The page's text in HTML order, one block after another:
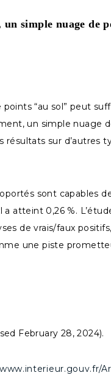
un simple nuage
“au sol” peut
un simple
sur
sont capables
a atteint 0,26 %.
de vrais/faux
une piste
February 28, 2024).